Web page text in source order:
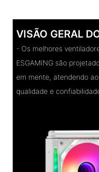
VISÃO GERAL
- Os melhores
ESGAMING são
em mente, atendendo
qualidade e